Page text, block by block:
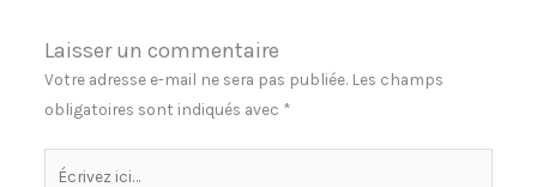
Laisser un commentaire
Votre adresse e-mail ne sera pas publiée. Les champs
obligatoires sont indiqués avec *